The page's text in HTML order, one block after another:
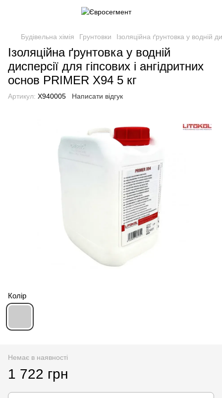
Будівельна хімія Грунтовки Ізоляційна ґрунтовка у водній
Ізоляційна ґрунтовка у водній
дисперсії для гіпсових і ангідритних
основ PRIMER X94 5 кг
Артикул: X940005 Написати відгук
Колір
Немає в наявності
1 722 грн